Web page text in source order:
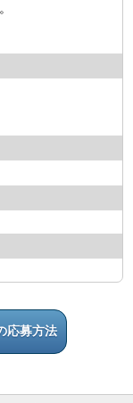
応募方法